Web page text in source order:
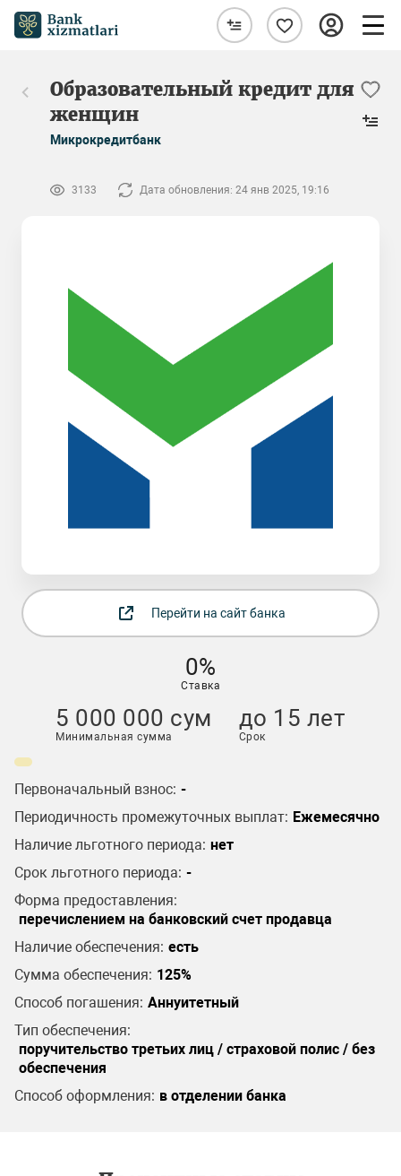
Образовательный кредит для
женщин
Микрокредитбанк
3133 Дата обновления: 24 янв 2025, 19:16
Перейти на сайт банка
0%
Ставка
5 000 000 сум
Минимальная сумма
до 15 лет
Срок
Первоначальный взнос: -
Периодичность промежуточных выплат: Ежемесячно
Наличие льготного периода: нет
Срок льготного периода: -
Форма предоставления:
перечислением на банковский счет продавца
Наличие обеспечения: есть
Сумма обеспечения: 125%
Способ погашения: Аннуитетный
Тип обеспечения:
поручительство третьих лиц / страховой полис / без
обеспечения
Способ оформления: в отделении банка